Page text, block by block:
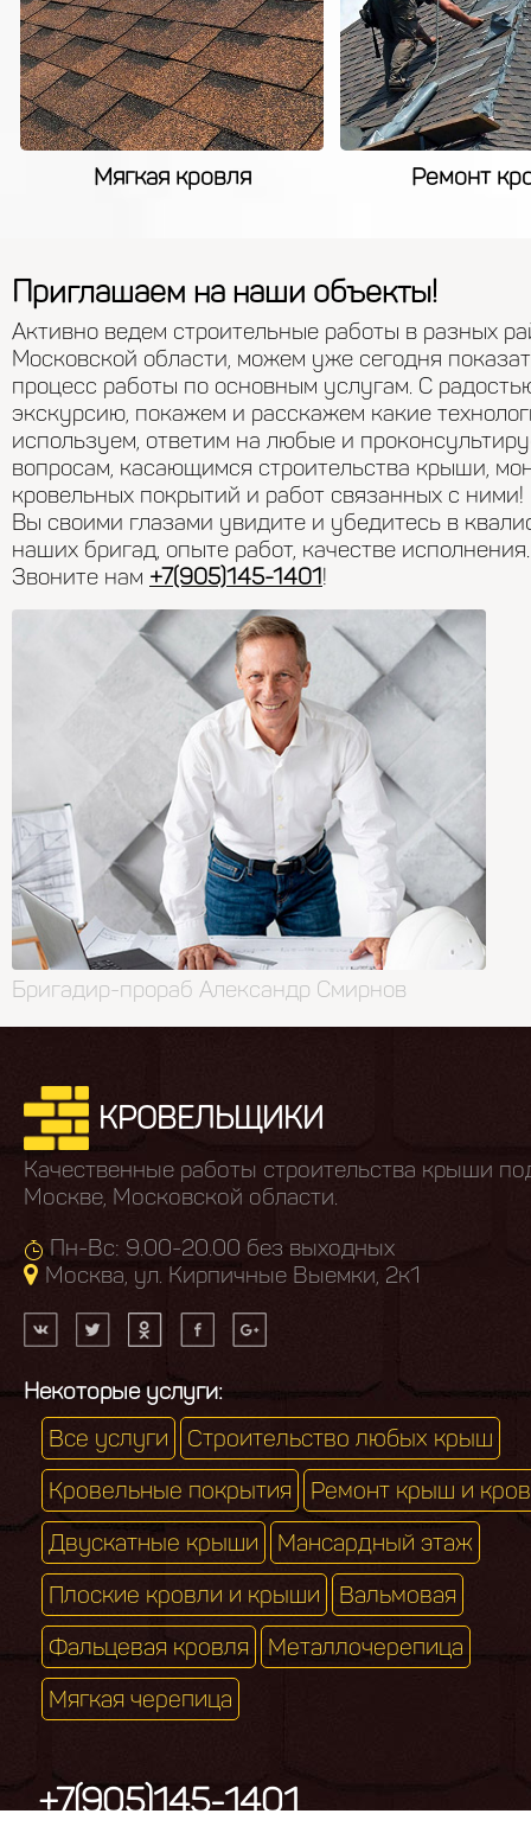
Мягкая кровля Ремонт
Приглашаем на наши объекты!
Активно ведем строительные работы в разных
Московской области, можем уже сегодня
процесс работы по основным услугам. С
экскурсию, покажем и расскажем какие
используем, ответим на любые и
вопросам, касающимся строительства крыши,
кровельных покрытий и работ связанных с ними!
Вы своими глазами увидите и убедитесь в
наших бригад, опыте работ, качестве исполнения.
Звоните нам +7(905)145-1401!
Бригадир-прораб Александр Смирнов
КРОВЕЛЬЩИКИ
Качественные работы строительства крыши
Москве, Московской области.
Пн-Вс: 9.00-20.00 без выходных
Москва, ул. Кирпичные Выемки, 2к1
Некоторые услуги:
Все услуги
Строительство любых крыш
Кровельные покрытия
Ремонт крыш и
Двускатные крыши
Мансардный этаж
Плоские кровли и крыши
Вальмовая
Фальцевая кровля
Металлочерепица
Мягкая черепица
+7(905)145-1401